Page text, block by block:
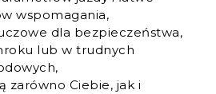
wspomagania,
dla bezpieczeństwa,
lub w trudnych
zarówno Ciebie, jak i